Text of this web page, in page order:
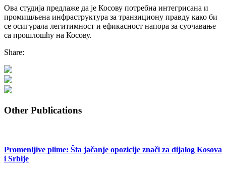
Ова студија предлаже да је Косову потребна интегрисана и
промишљена инфраструктура за транзициону правду како би
се осигурала легитимност и ефикасност напора за суочавање
са прошлошћу на Косову.
Share:
Other Publications
Promenljive plime: Šta jačanje opozicije znači za dijalog Kosova
i Srbije